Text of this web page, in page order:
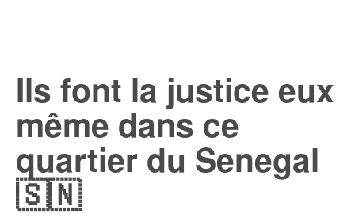
Ils font la justice eux
même dans ce
quartier du Senegal
🇸🇳